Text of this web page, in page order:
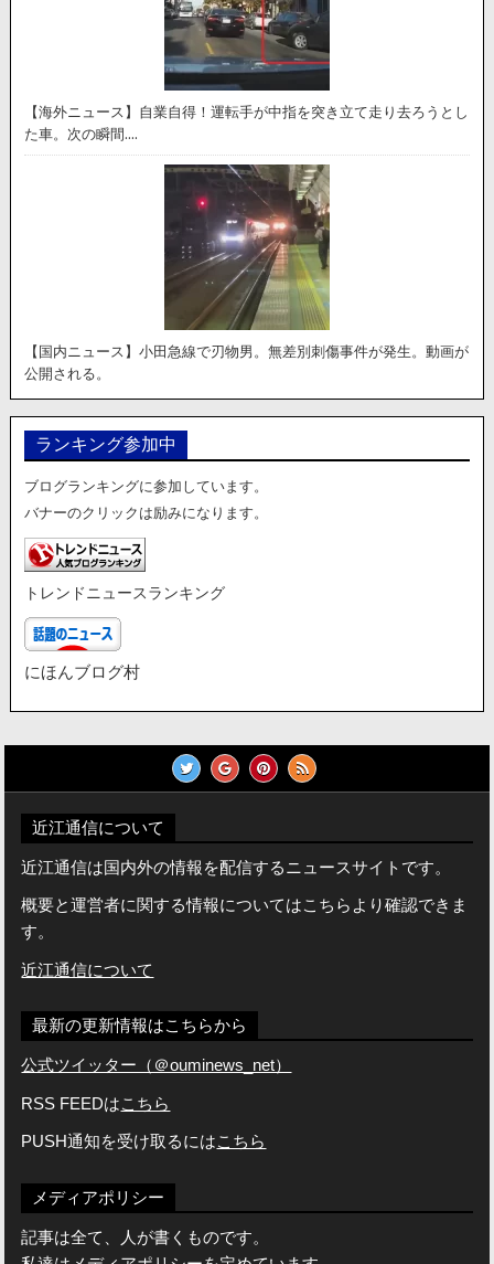
【海外ニュース】自業自得！運転手が中指を突き立て走り去ろうとし
た車。次の瞬間….
【国内ニュース】小田急線で刃物男。無差別刺傷事件が発生。動画が
公開される。
ランキング参加中
ブログランキングに参加しています。
バナーのクリックは励みになります。
トレンドニュースランキング
にほんブログ村
近江通信について
近江通信は国内外の情報を配信するニュースサイトです。
概要と運営者に関する情報についてはこちらより確認できま
す。
近江通信について
最新の更新情報はこちらから
公式ツイッター（＠ouminews_net）
RSS FEEDはこちら
PUSH通知を受け取るにはこちら
メディアポリシー
記事は全て、人が書くものです。